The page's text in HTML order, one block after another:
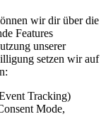
wir dir über die
Features
unserer
setzen wir auf
Tracking)
Mode,